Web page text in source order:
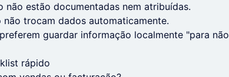
não estão documentadas nem atribuídas.
não trocam dados automaticamente.
guardar informação localmente "para não
rápido